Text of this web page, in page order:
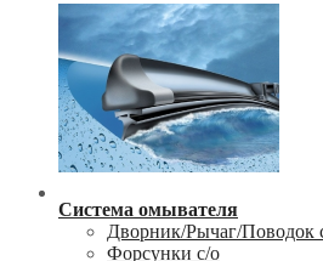
Система омывателя
Дворник/Рычаг/Поводок
Форсунки с/о